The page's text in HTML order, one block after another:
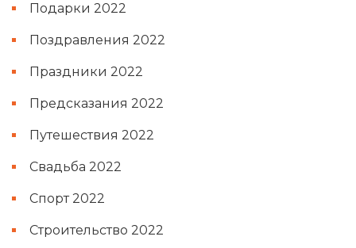
Подарки 2022
Поздравления 2022
Праздники 2022
Предсказания 2022
Путешествия 2022
Свадьба 2022
Спорт 2022
Строительство 2022